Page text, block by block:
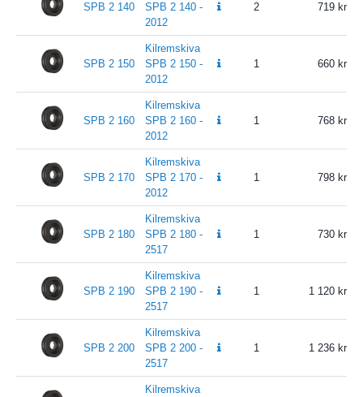
SPB 2 140
SPB 2 140 -
2012
2 719
SPB 2 150
Kilremskiva
SPB 2 150 -
2012
1 660
SPB 2 160
Kilremskiva
SPB 2 160 -
2012
1 768
SPB 2 170
Kilremskiva
SPB 2 170 -
2012
1 798
SPB 2 180
Kilremskiva
SPB 2 180 -
2517
1 730
SPB 2 190
Kilremskiva
SPB 2 190 -
2517
1 1 120
SPB 2 200
Kilremskiva
SPB 2 200 -
2517
1 1 236
Kilremskiva